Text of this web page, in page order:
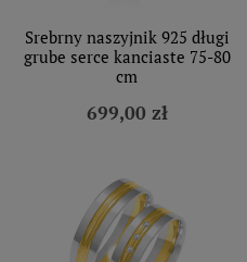
Srebrny naszyjnik 925 długi
grube serce kanciaste 75-80
cm
699,00 zł